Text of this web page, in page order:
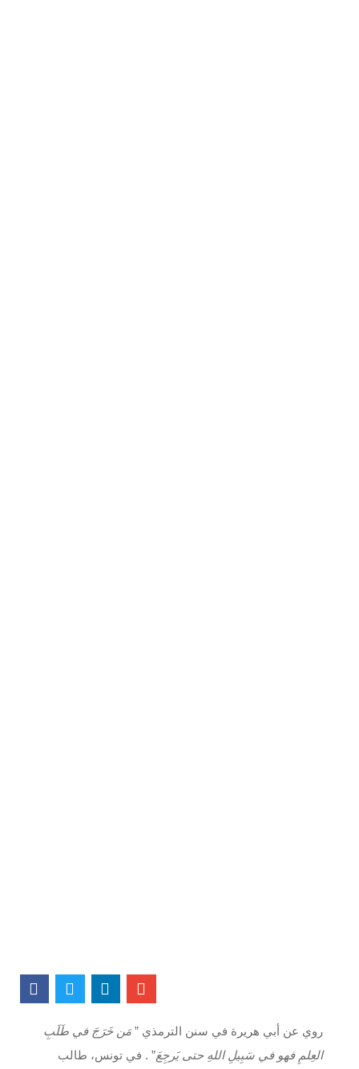
روي عن أبي هريرة في سنن الترمذي ”مَن خَرَجَ في طَلَبِ
العِلمِ فهو في سَبِيلِ اللهِ حتى يَرجِعَ” . في تونس، طالب